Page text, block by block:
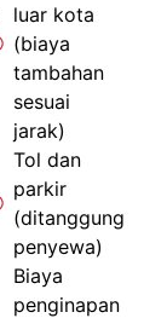
luar kota
(biaya
tambahan
sesuai
jarak)
Tol dan
parkir
(ditanggung
penyewa)
Biaya
penginapan